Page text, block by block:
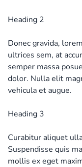
Heading 2
Donec gravida,
ultrices sem, at
semper massa
dolor. Nulla elit
vehicula et augue.
Heading 3
Curabitur aliquet
Suspendisse quis
mollis ex eget